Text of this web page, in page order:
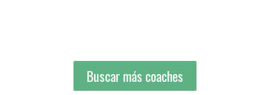
Buscar más coaches